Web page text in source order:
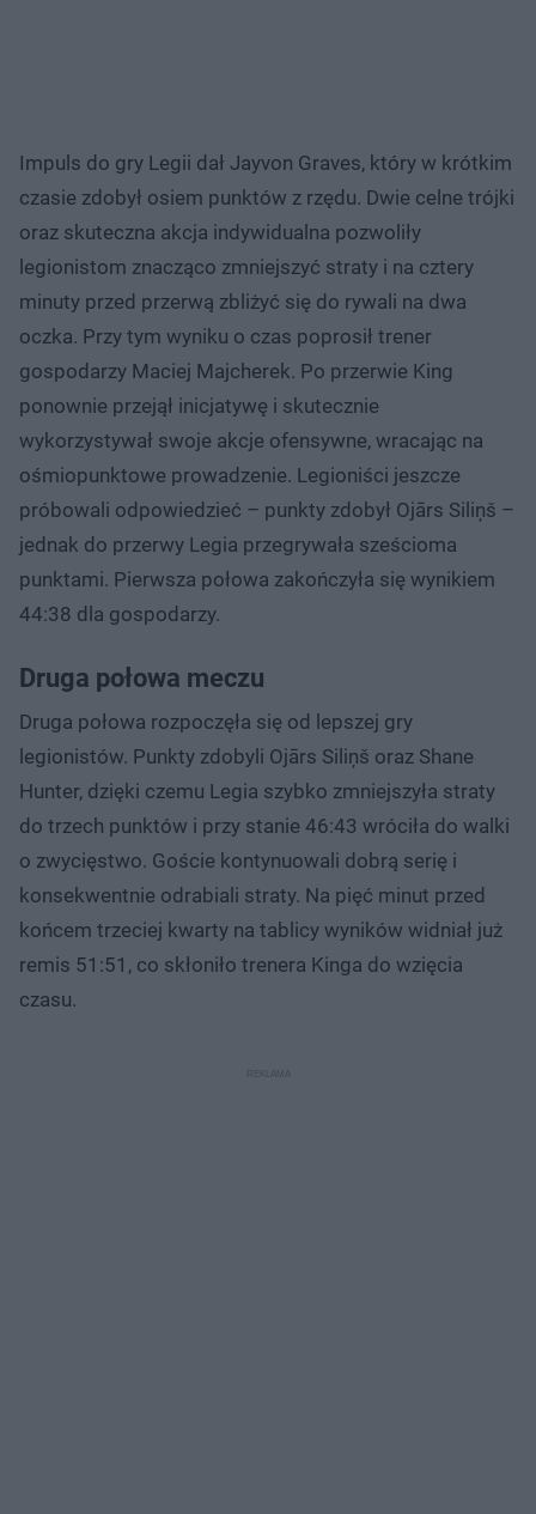
Impuls do gry Legii dał Jayvon Graves, który w krótkim
czasie zdobył osiem punktów z rzędu. Dwie celne trójki
oraz skuteczna akcja indywidualna pozwoliły
legionistom znacząco zmniejszyć straty i na cztery
minuty przed przerwą zbliżyć się do rywali na dwa
oczka. Przy tym wyniku o czas poprosił trener
gospodarzy Maciej Majcherek. Po przerwie King
ponownie przejął inicjatywę i skutecznie
wykorzystywał swoje akcje ofensywne, wracając na
ośmiopunktowe prowadzenie. Legioniści jeszcze
próbowali odpowiedzieć – punkty zdobył Ojārs Siliņš –
jednak do przerwy Legia przegrywała sześcioma
punktami. Pierwsza połowa zakończyła się wynikiem
44:38 dla gospodarzy.
Druga połowa meczu
Druga połowa rozpoczęła się od lepszej gry
legionistów. Punkty zdobyli Ojārs Siliņš oraz Shane
Hunter, dzięki czemu Legia szybko zmniejszyła straty
do trzech punktów i przy stanie 46:43 wróciła do walki
o zwycięstwo. Goście kontynuowali dobrą serię i
konsekwentnie odrabiali straty. Na pięć minut przed
końcem trzeciej kwarty na tablicy wyników widniał już
remis 51:51, co skłoniło trenera Kinga do wzięcia
czasu.